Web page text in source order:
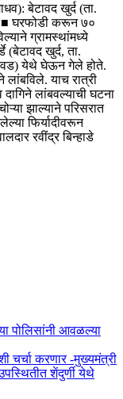
बेटावद खुर्द (ता.
■ घरफोडी करून ७०
ग्रामस्थांमध्ये
(बेटावद खुर्द, ता.
येथे घेऊन गेले होते.
लांबविले. याच रात्री
दागिने लांबवल्याची घटना
झाल्याने परिसरात
फिर्यादीवरून
रवींद्र बिन्हाडे
पोलिसांनी आवळल्या
चर्चा करणार -मुख्यमंत्री
शेंदुर्णी येथे